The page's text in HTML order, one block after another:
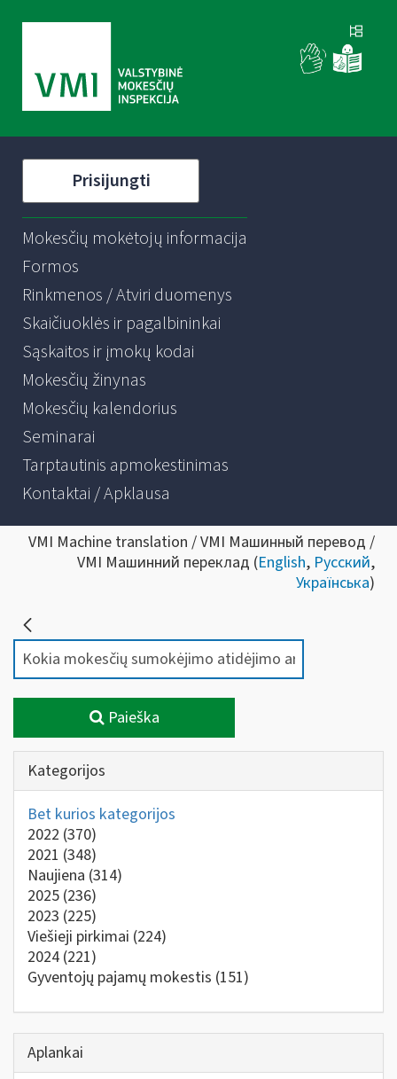
Prisijungti
Mokesčių mokėtojų informacija
Formos
Rinkmenos / Atviri duomenys
Skaičiuoklės ir pagalbininkai
Sąskaitos ir įmokų kodai
Mokesčių žinynas
Mokesčių kalendorius
Seminarai
Tarptautinis apmokestinimas
Kontaktai / Apklausa
VMI Machine translation / VMI Машинный перевод /
VMI Машинний переклад (English, Русский,
Українська)
Paieška
Kategorijos
Bet kurios kategorijos
2022 (370)
2021 (348)
Naujiena (314)
2025 (236)
2023 (225)
Viešieji pirkimai (224)
2024 (221)
Gyventojų pajamų mokestis (151)
Aplankai